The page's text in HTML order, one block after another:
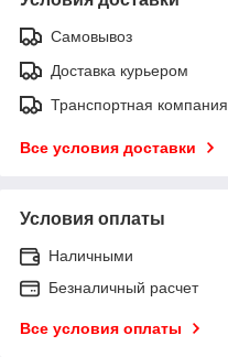
Самовывоз
Доставка курьером
Транспортная компания
Все условия доставки
Условия оплаты
Наличными
Безналичный расчет
Все условия оплаты